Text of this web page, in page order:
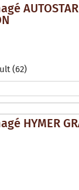
(62)
HYMER